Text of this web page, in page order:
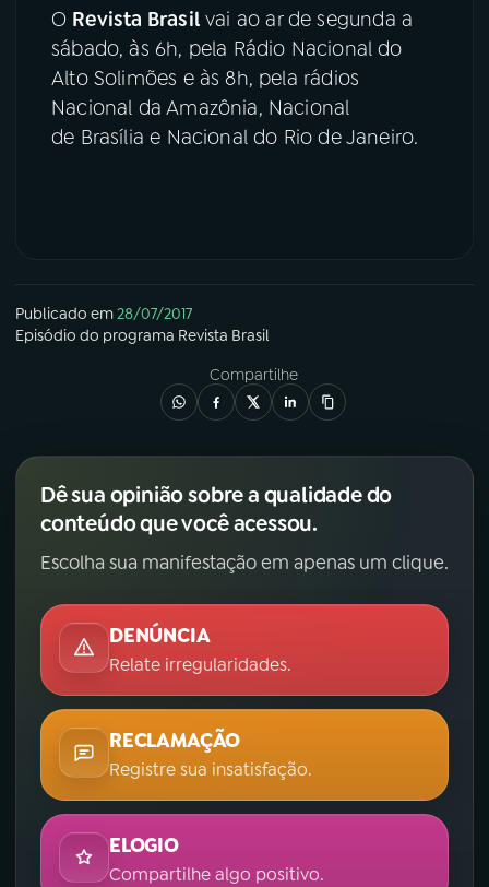
O Revista Brasilvai ao ar de segunda a
sábado, às 6h, pela Rádio Nacional do
Alto Solimões e às 8h, pela rádios
Nacional da Amazônia, Nacional
de Brasília e Nacional do Rio de Janeiro.
Publicado em28/07/2017
Episódio do programa Revista Brasil
Compartilhe
Dê sua opinião sobre a qualidade do
conteúdo que você acessou.
Escolha sua manifestação em apenas um clique.
DENÚNCIA
Relate irregularidades.
RECLAMAÇÃO
Registre sua insatisfação.
ELOGIO
Compartilhe algo positivo.